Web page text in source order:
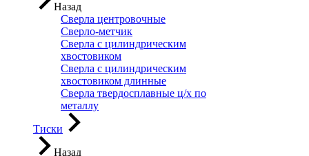
Назад
Сверла центровочные
Сверло-метчик
Сверла с цилиндрическим
хвостовиком
Сверла с цилиндрическим
хвостовиком длинные
Сверла твердосплавные ц/х по
металлу
Тиски
Назад